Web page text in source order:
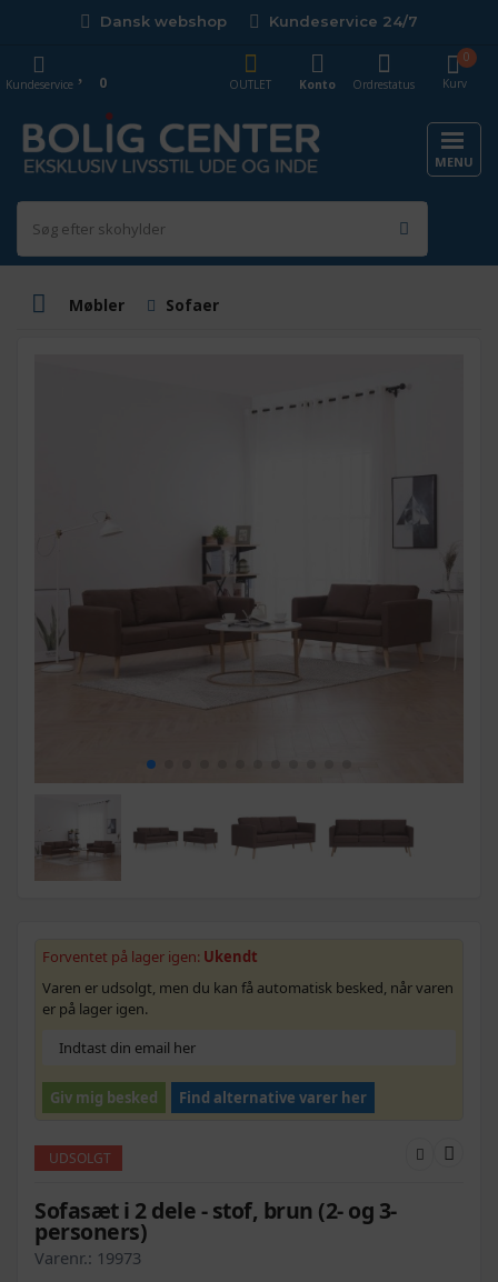
Dansk webshop Kundeservice 24/7
Kurv
0
OUTLET
Konto Ordrestatus
Kundeservice 0
MENU
Møbler Sofaer
Forventet på lager igen: Ukendt
Varen er udsolgt, men du kan få automatisk besked, når varen
er på lager igen.
Giv mig besked Find alternative varer her
UDSOLGT
Sofasæt i 2 dele - stof, brun (2- og 3-
personers)
Varenr.: 19973